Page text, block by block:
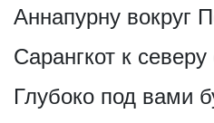
Аннапурну вокруг
Сарангкот к северу
Глубоко под вами